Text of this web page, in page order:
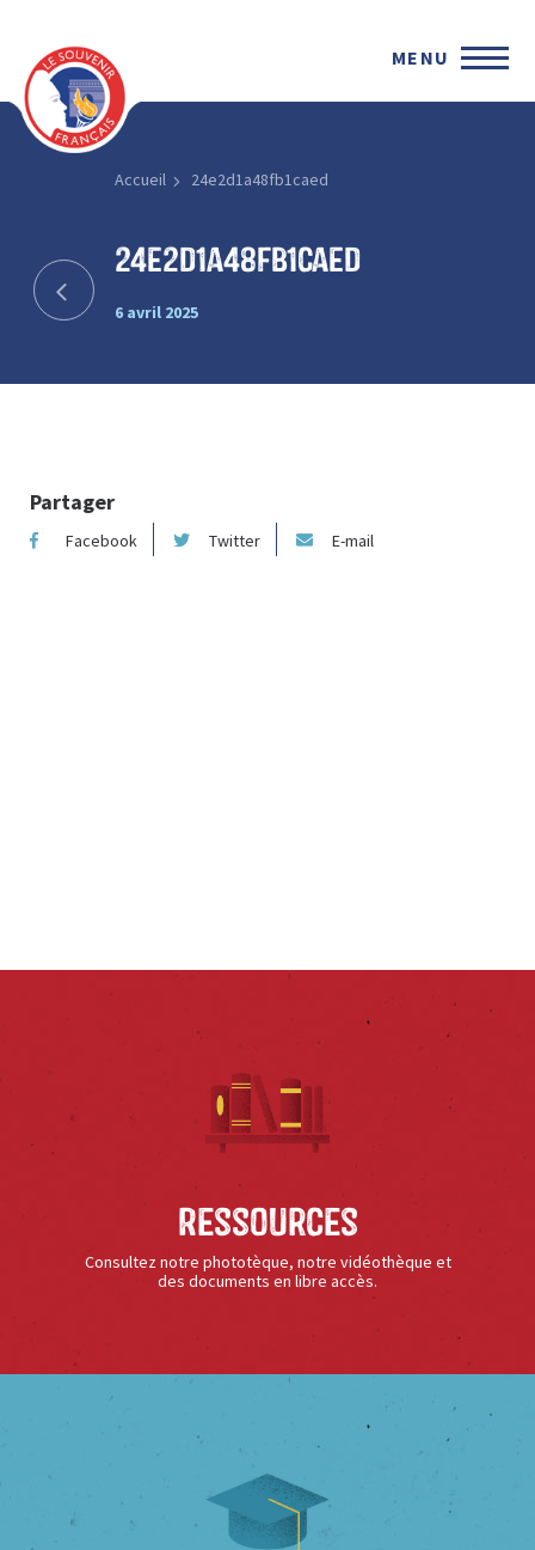
MENU
Accueil 24e2d1a48fb1caed
24e2d1a48fb1caed
6 avril 2025
Partager
Facebook Twitter E-mail
Ressources
Consultez notre phototèque, notre vidéothèque et
des documents en libre accès.